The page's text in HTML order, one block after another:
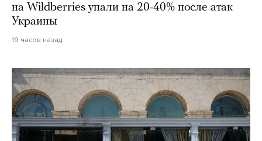
на Wildberries упали на 20-40% после атак
Украины
19 часов назад